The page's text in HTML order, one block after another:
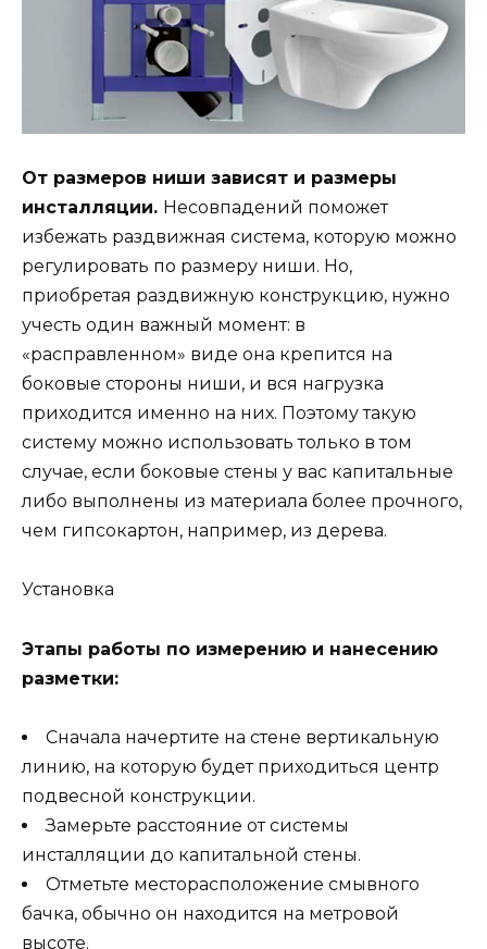
От размеров ниши зависят и размеры
инсталляции. Несовпадений поможет
избежать раздвижная система, которую можно
регулировать по размеру ниши. Но,
приобретая раздвижную конструкцию, нужно
учесть один важный момент: в
«расправленном» виде она крепится на
боковые стороны ниши, и вся нагрузка
приходится именно на них. Поэтому такую
систему можно использовать только в том
случае, если боковые стены у вас капитальные
либо выполнены из материала более прочного,
чем гипсокартон, например, из дерева.
Установка
Этапы работы по измерению и нанесению
разметки:
Сначала начертите на стене вертикальную
линию, на которую будет приходиться центр
подвесной конструкции.
Замерьте расстояние от системы
инсталляции до капитальной стены.
Отметьте месторасположение смывного
бачка, обычно он находится на метровой
высоте.